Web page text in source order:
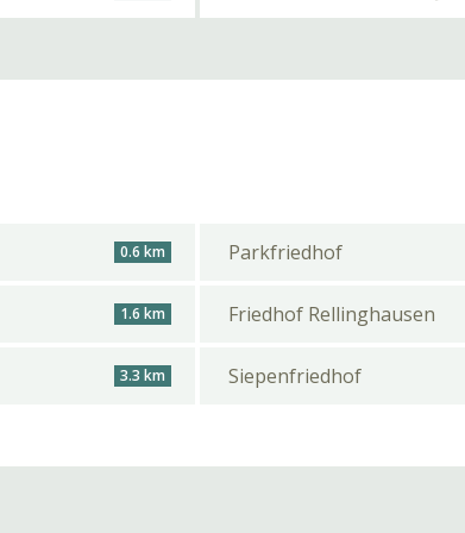
0.6 km Parkfriedhof
1.6 km Friedhof Rellinghausen
3.3 km Siepenfriedhof